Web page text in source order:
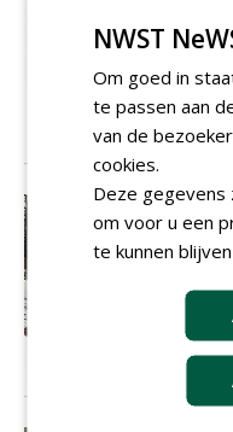
gaan,
je als
nodig.
29-04-
'Ik kan
boom
In de
de
28-
NWST
Om goed in
te passen aan
van de
cookies.
Deze gegevens
om voor u een
te kunnen